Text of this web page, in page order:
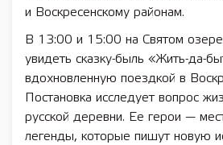
и Воскресенскому районам.
В 13:00 и 15:00 на Святом
увидеть сказку-быль «Жить-да-
вдохновленную поездкой в
Постановка исследует вопрос
русской деревни. Ее герои —
легенды, которые пишут новую